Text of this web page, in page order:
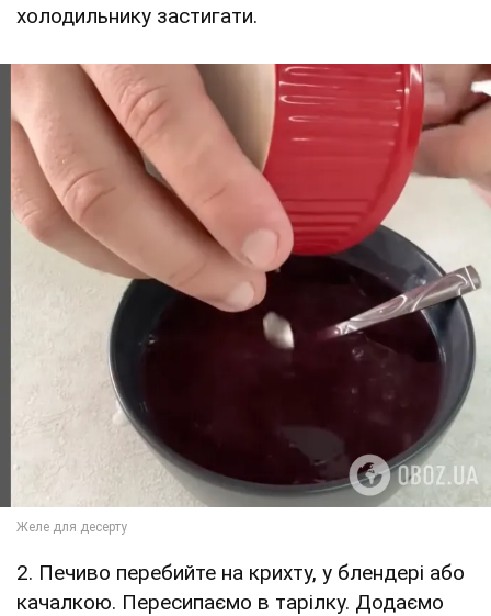
холодильнику застигати.
2. Печиво перебийте на крихту, у блендері або
качалкою. Пересипаємо в тарілку. Додаємо